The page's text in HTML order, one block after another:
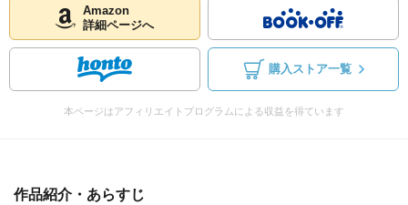
Amazon
詳細ページへ
購入ストア一覧
本ページはアフィリエイトプログラムによる収益を得ています
作品紹介・あらすじ